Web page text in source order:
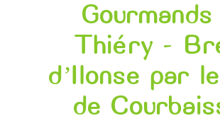
Gourmands
Thiéry -
d’Ilonse par
de